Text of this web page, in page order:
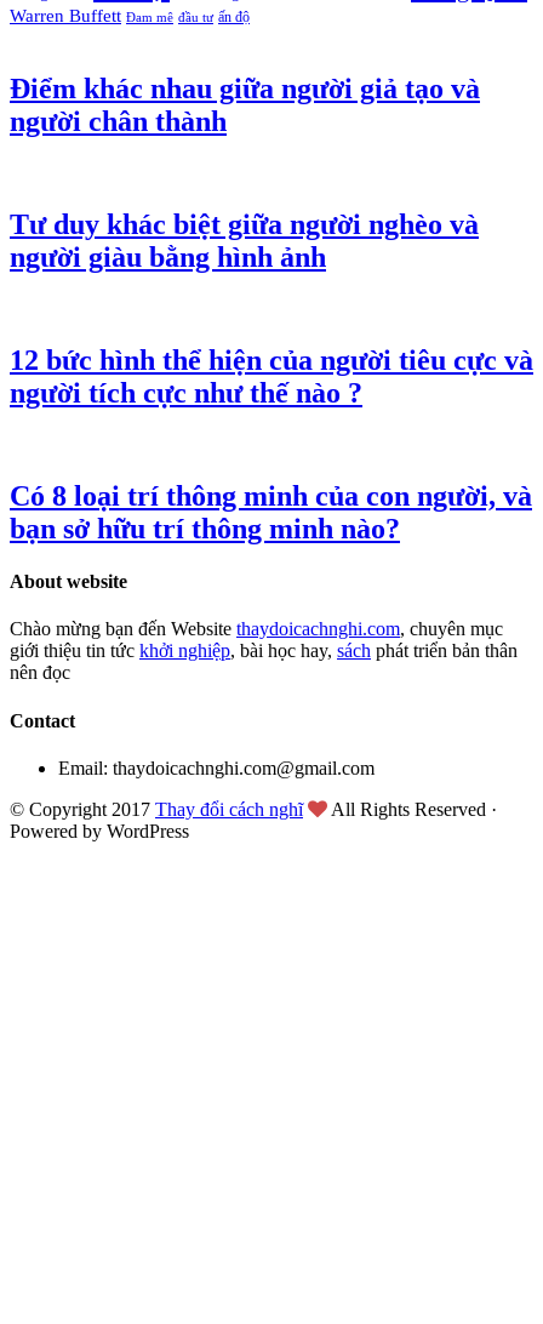
Warren Buffett Đam mê đầu tư ấn độ
Điểm khác nhau giữa người giả tạo và
người chân thành
Tư duy khác biệt giữa người nghèo và
người giàu bằng hình ảnh
12 bức hình thể hiện của người tiêu cực và
người tích cực như thế nào ?
Có 8 loại trí thông minh của con người, và
bạn sở hữu trí thông minh nào?
About website
Chào mừng bạn đến Website thaydoicachnghi.com, chuyên mục
giới thiệu tin tức khởi nghiệp, bài học hay, sách phát triển bản thân
nên đọc
Contact
Email: thaydoicachnghi.com@gmail.com
© Copyright 2017 Thay đổi cách nghĩ
All Rights Reserved ·
Powered by WordPress